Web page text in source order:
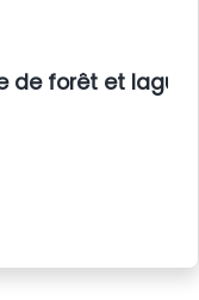
de forêt et